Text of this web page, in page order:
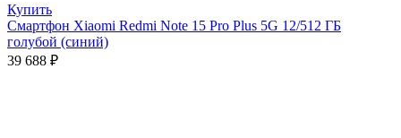
Купить
Смартфон Xiaomi Redmi Note 15 Pro Plus 5G 12/512 ГБ
голубой (синий)
39 688 ₽